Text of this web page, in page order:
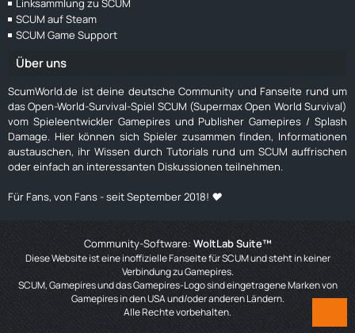
Linksammlung zu SCUM
SCUM auf Steam
SCUM Game Support
Über uns
ScumWorld.de ist deine deutsche Community und Fanseite rund um
das Open-World-Survival-Spiel SCUM (Supermax Open World Survival)
vom Spieleentwickler Gamepires und Publisher Gamepires / Splash
Damage. Hier können sich Spieler zusammen finden, Informationen
austauschen, ihr Wissen durch Tutorials rund um SCUM auffrischen
oder einfach an interessanten Diskussionen teilnehmen.
Für Fans, von Fans - seit September 2018! ❤️
Community-Software: WoltLab Suite™
Diese Website ist eine inoffizielle Fanseite für SCUM und steht in keiner
Verbindung zu Gamepires.
SCUM, Gamepires und das Gamepires-Logo sind eingetragene Marken von
Gamepires in den USA und/oder anderen Ländern.
Alle Rechte vorbehalten.